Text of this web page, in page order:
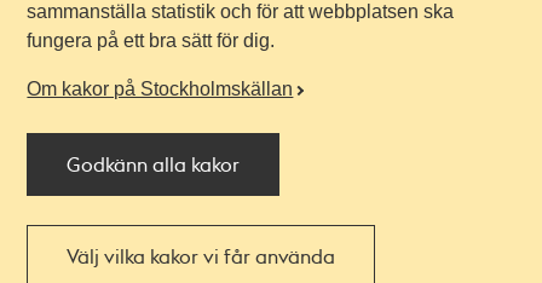
sammanställa statistik och för att webbplatsen ska
fungera på ett bra sätt för dig.
Om kakor på Stockholmskällan
Godkänn alla kakor
Välj vilka kakor vi får använda